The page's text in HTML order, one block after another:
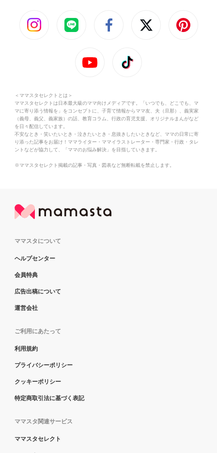
＜ママスタセレクトとは＞
ママスタセレクトは日本最大級のママ向けメディアです。「いつでも、どこでも、マ
マに寄り添う情報を」をコンセプトに、子育て情報からママ友、夫（旦那）、義実家
（義母、義父、義家族）の話、教育コラム、行政の育児支援、オリジナルまんがなど
を日々配信しています。
不安なとき・笑いたいとき・泣きたいとき・息抜きしたいときなど、ママの日常に寄
り添った記事をお届け！ママライター・ママイラストレーター・専門家・行政・タレ
ントなどが協力して、「ママのお悩み解決」を目指していきます。
※ママスタセレクト掲載の記事・写真・図表など無断転載を禁止します。
ママスタについて
ヘルプセンター
会員特典
広告出稿について
運営会社
ご利用にあたって
利用規約
プライバシーポリシー
クッキーポリシー
特定商取引法に基づく表記
ママスタ関連サービス
ママスタセレクト